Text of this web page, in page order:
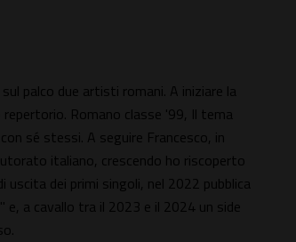
palco due artisti romani. A iniziare la
repertorio. Romano classe '99, Il tema
sé stessi. A seguire Francesco, in
italiano, crescendo ho riscoperto
uscita dei primi singoli, nel 2022 pubblica
a cavallo tra il 2023 e il 2024 un side